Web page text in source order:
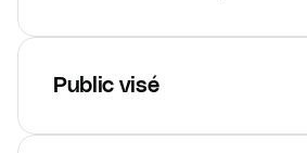
Public visé